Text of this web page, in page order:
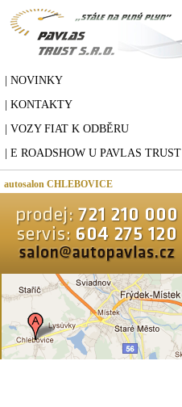
| NOVINKY
| KONTAKTY
| VOZY FIAT K ODBĚRU
| E ROADSHOW U PAVLAS TRUST
autosalon CHLEBOVICE